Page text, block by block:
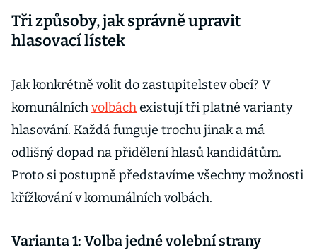
Tři způsoby, jak správně upravit
hlasovací lístek
Jak konkrétně volit do zastupitelstev obcí? V
komunálníchvolbáchexistují tři platné varianty
hlasování. Každá funguje trochu jinak a má
odlišný dopad na přidělení hlasů kandidátům.
Proto si postupně představíme všechny možnosti
křížkování v komunálních volbách.
Varianta 1: Volba jedné volební strany